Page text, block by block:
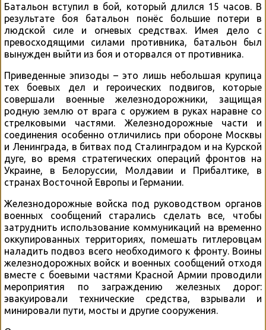
Батальон вступил в бой, который длился 15 часов. В
результате боя батальон понёс большие потери в
людской силе и огневых средствах. Имея дело с
превосходящими силами противника, батальон был
вынужден выйти из боя и оторвался от противника.
Приведенные эпизоды – это лишь небольшая крупица
тех боевых дел и героических подвигов, которые
совершали военные железнодорожники, защищая
родную землю от врага с оружием в руках наравне со
стрелковыми частями. Железнодорожные части и
соединения особенно отличились при обороне Москвы
и Ленинграда, в битвах под Сталинградом и на Курской
дуге, во время стратегических операций фронтов на
Украине, в Белоруссии, Молдавии и Прибалтике, в
странах Восточной Европы и Германии.
Железнодорожные войска под руководством органов
военных сообщений старались сделать все, чтобы
затруднить использование коммуникаций на временно
оккупированных территориях, помешать гитлеровцам
наладить подвоз всего необходимого к фронту. Воины
железнодорожных войск и военных сообщений отходя
вместе с боевыми частями Красной Армии проводили
мероприятия по заграждению железных дорог:
эвакуировали технические средства, взрывали и
минировали пути, мосты и другие сооружения.